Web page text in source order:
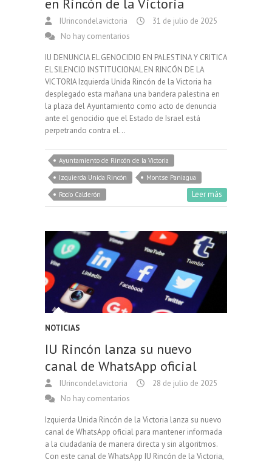
en Rincón de la Victoria
IUrincondelavictoria
31 de julio de 2025
No hay comentarios
IU DENUNCIA EL GENOCIDIO EN PALESTINA Y CRITICA
EL SILENCIO INSTITUCIONAL EN RINCÓN DE LA
VICTORIA Izquierda Unida Rincón de la Victoria ha
desplegado esta mañana una bandera palestina en
la plaza del Ayuntamiento como acto de denuncia
ante el genocidio que el Estado de Israel está
perpetrando contra el…
Ayuntamiento de Rincón de la Victoria
Izquierda Unida Rincón
Montse Paniagua
Rocío Calderón
Leer más
NOTICIAS
IU Rincón lanza su nuevo
canal de WhatsApp oficial
IUrincondelavictoria
28 de julio de 2025
No hay comentarios
Izquierda Unida Rincón de la Victoria lanza su nuevo
canal de WhatsApp oficial para mantener informada
a la ciudadanía de manera directa y sin algoritmos.
Con este canal de WhatsApp IU Rincón de la Victoria,